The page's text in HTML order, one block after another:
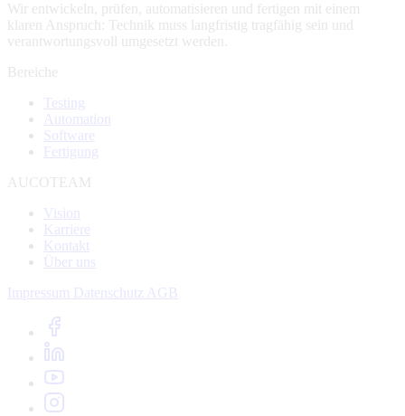
Wir entwickeln, prüfen, automatisieren und fertigen mit einem
klaren Anspruch: Technik muss langfristig tragfähig sein und
verantwortungsvoll umgesetzt werden.
Bereiche
Testing
Automation
Software
Fertigung
AUCOTEAM
Vision
Karriere
Kontakt
Über uns
Impressum Datenschutz AGB